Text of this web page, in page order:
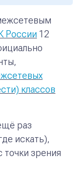
России 12
классов
раз
искать),
зрения